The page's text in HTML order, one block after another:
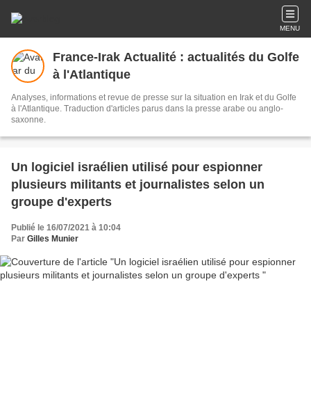
MENU
France-Irak Actualité : actualités du Golfe
à l'Atlantique
Analyses, informations et revue de presse sur la situation en Irak et du Golfe
à l'Atlantique. Traduction d'articles parus dans la presse arabe ou anglo-
saxonne.
Un logiciel israélien utilisé pour espionner
plusieurs militants et journalistes selon un
groupe d'experts
Publié le 16/07/2021 à 10:04
Par Gilles Munier